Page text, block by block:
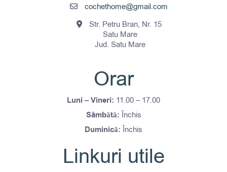
cochethome@gmail.com
Str. Petru Bran, Nr. 15
Satu Mare
Jud. Satu Mare
Orar
Luni – Vineri: 11.00 – 17.00
Sâmbătă: Închis
Duminică: Închis
Linkuri utile